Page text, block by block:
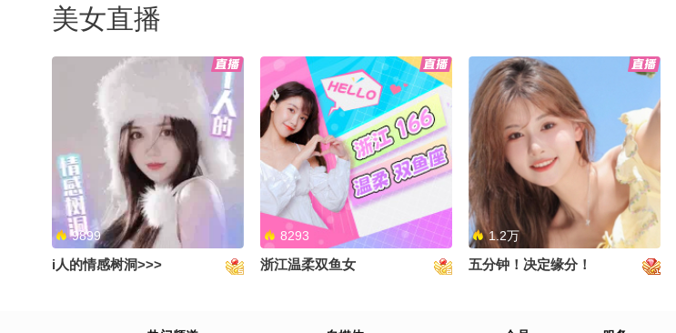
美女直播
9899
i人的情感树洞>>>
8293
浙江温柔双鱼女
1.2万
五分钟！决定缘分！